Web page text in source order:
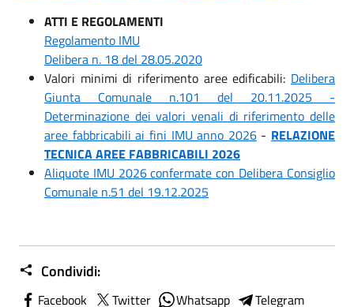
ATTI E REGOLAMENTI
Regolamento IMU
Delibera n. 18 del 28.05.2020
Valori minimi di riferimento aree edificabili: Delibera
Giunta Comunale n.101 del 20.11.2025 -
Determinazione dei valori venali di riferimento delle
aree fabbricabili ai fini IMU anno 2026- RELAZIONE
TECNICA AREE FABBRICABILI 2026
Aliquote IMU 2026 confermate con Delibera Consiglio
Comunale n.51 del 19.12.2025
Condividi:
Facebook Twitter Whatsapp
Telegram